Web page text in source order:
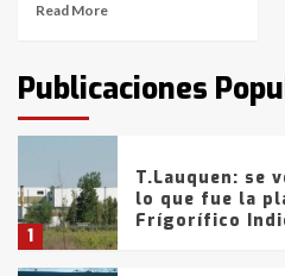
Read More
Publicaciones
fueron
tarde del sábado
1
T.Lauquen: se
lo que fue la
Frígorífico